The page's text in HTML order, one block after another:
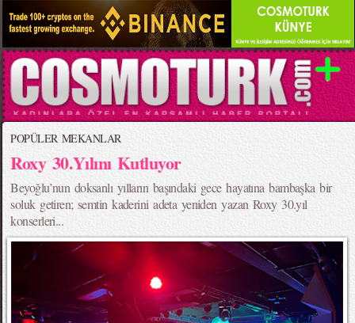
POPÜLER MEKANLAR
Roxy 30.Yılını Kutluyor
Beyoğlu’nun doksanlı yılların başındaki gece hayatına bambaşka bir
soluk getiren; semtin kaderini adeta yeniden yazan Roxy 30.yıl
konserleri...